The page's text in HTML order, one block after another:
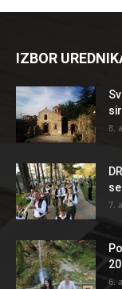
IZBOR
8.
7.
6.